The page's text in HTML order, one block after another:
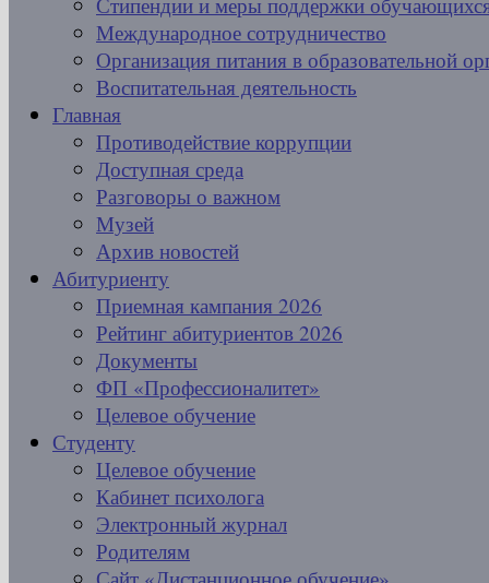
Международное сотрудничество
Организация питания в образовательной
Воспитательная деятельность
Главная
Противодействие коррупции
Доступная среда
Разговоры о важном
Музей
Архив новостей
Абитуриенту
Приемная кампания 2026
Рейтинг абитуриентов 2026
Документы
ФП «Профессионалитет»
Целевое обучение
Студенту
Целевое обучение
Кабинет психолога
Электронный журнал
Родителям